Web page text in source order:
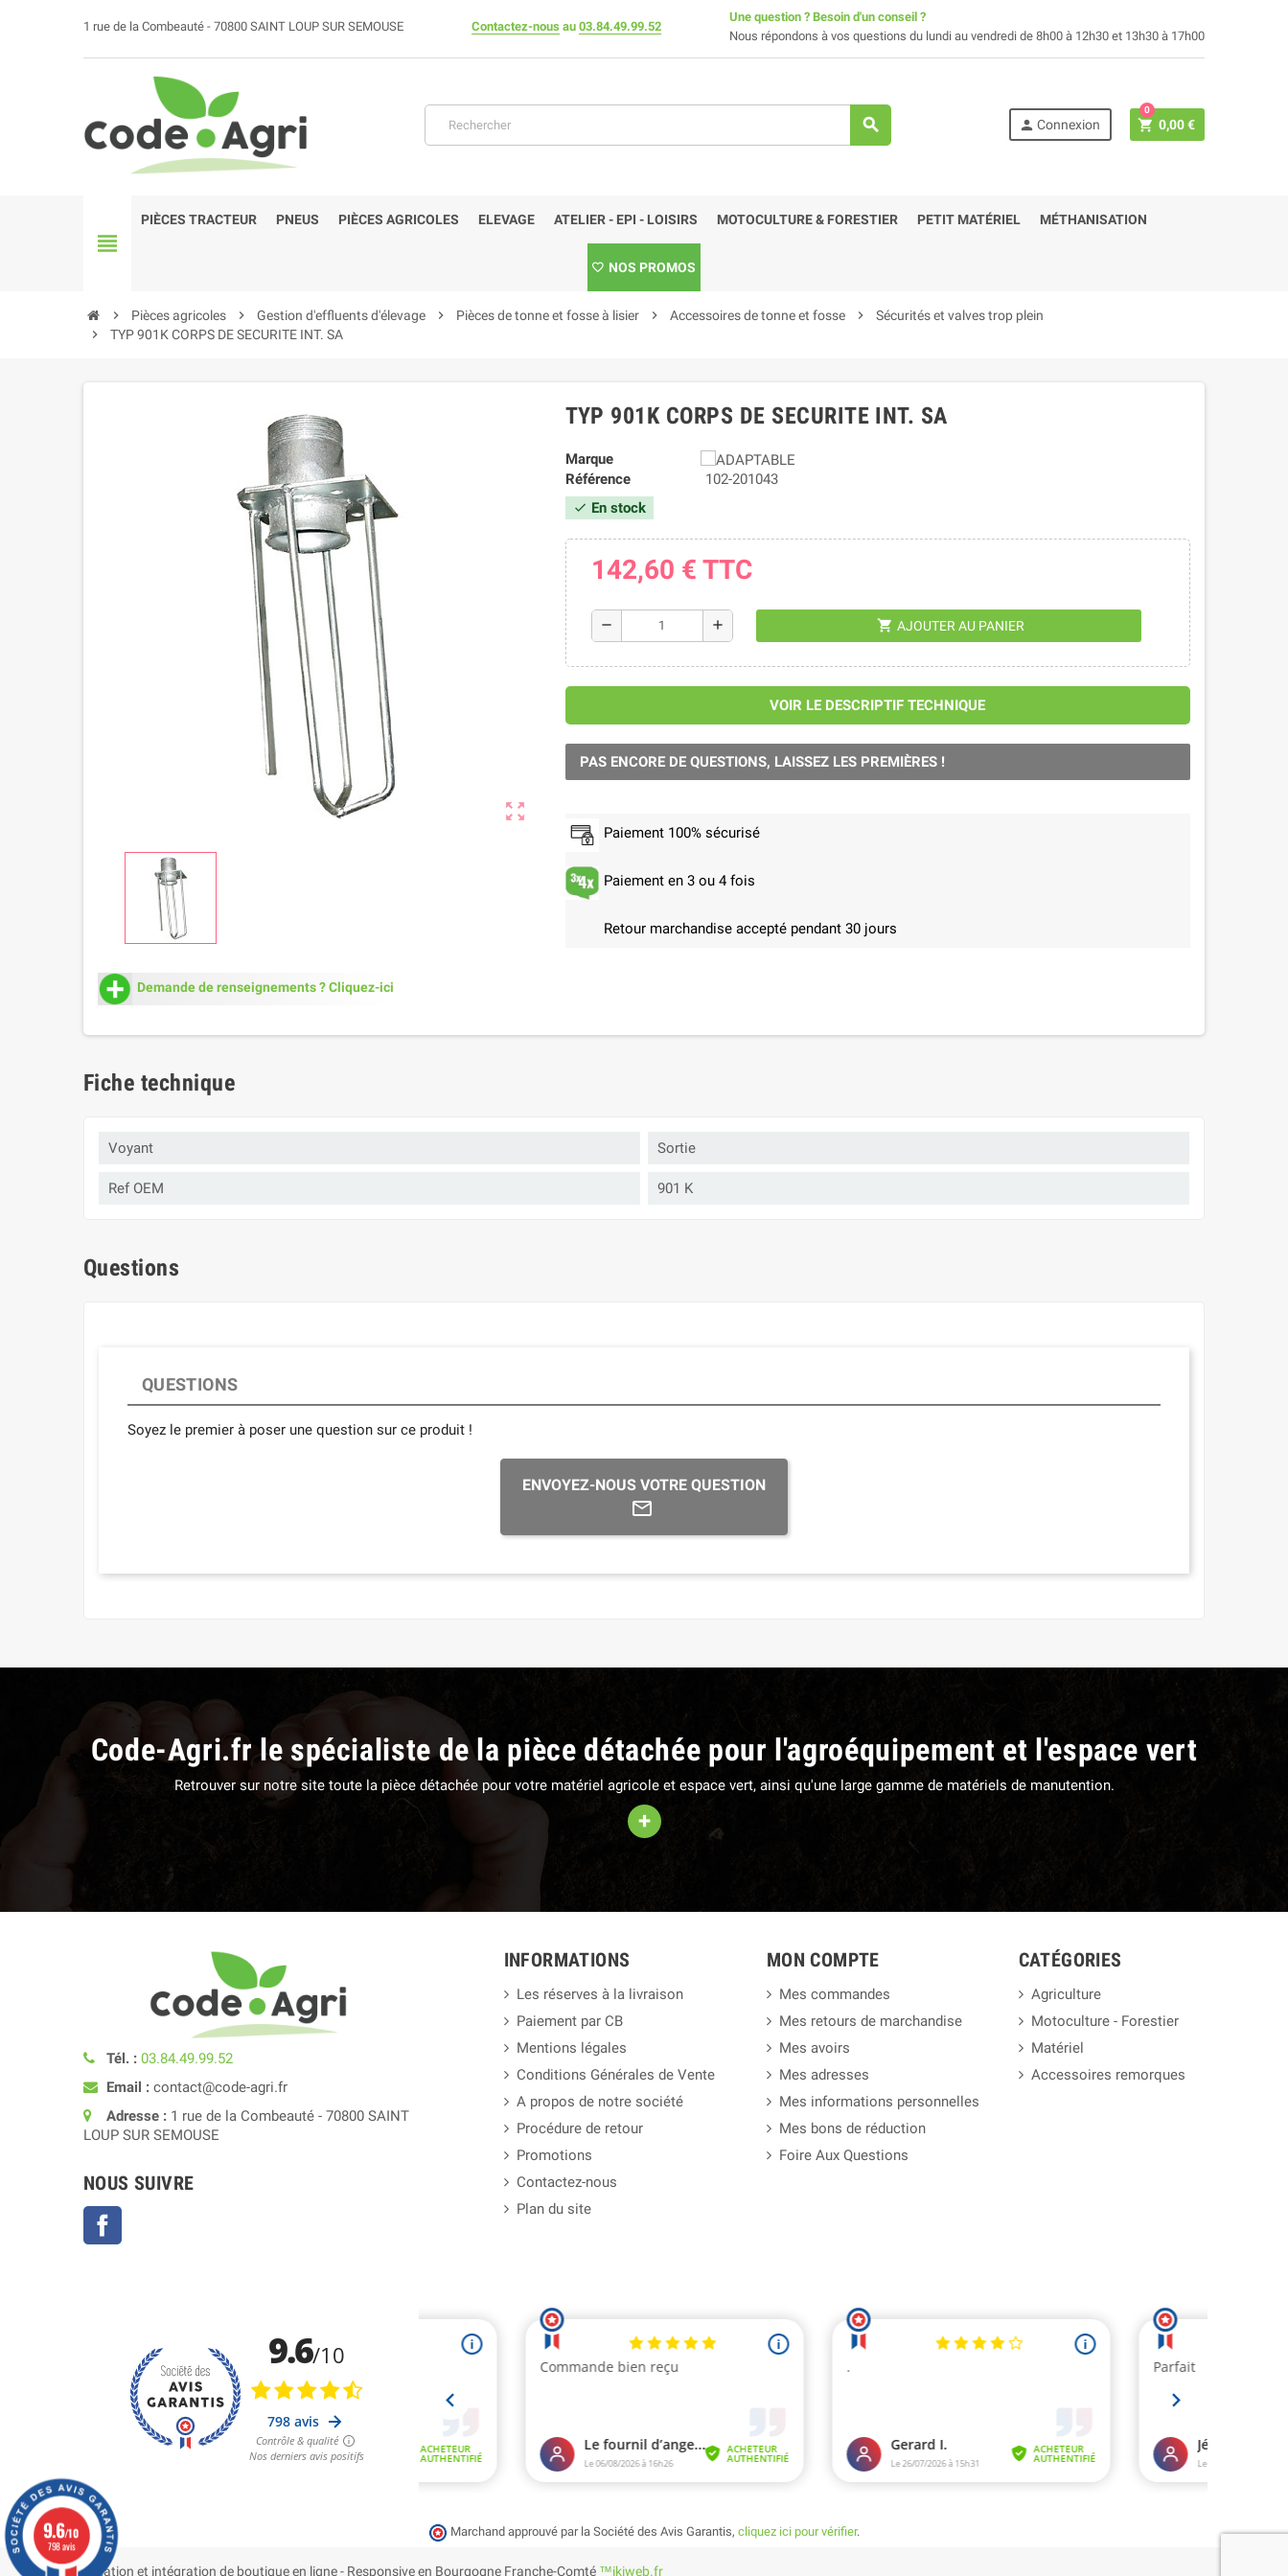
1 rue de la Combeauté - 70800 SAINT LOUP SUR SEMOUSE Contactez-nous au 03.84.49.99.52
Une question ? Besoin d'un conseil ?
Nous répondons à vos questions du lundi au vendredi de 8h00 à 12h30 et 13h30 à 17h00
search person Connexion shopping_cart 0,00 €
0
view_headline
PIÈCES TRACTEUR PNEUS PIÈCES AGRICOLES ELEVAGE ATELIER - EPI - LOISIRS MOTOCULTURE & FORESTIER PETIT MATÉRIEL MÉTHANISATION
NOS PROMOS
chevron_right Pièces agricoles chevron_right Gestion d'effluents d'élevage chevron_right Pièces de tonne et fosse à lisier chevron_right Accessoires de tonne et fosse chevron_right
Sécurités et valves trop plein
chevron_right
TYP 901K CORPS DE SECURITE INT. SA
zoom_out_map
Demande de renseignements ? Cliquez-ici
TYP 901K CORPS DE SECURITE INT. SA
Marque
Référence
102-201043
check En stock
142,60 € TTC
remove add shopping_cart AJOUTER AU PANIER
VOIR LE DESCRIPTIF TECHNIQUE
PAS ENCORE DE QUESTIONS, LAISSEZ LES PREMIÈRES !
Paiement 100% sécurisé
Paiement en 3 ou 4 fois
Retour marchandise accepté pendant 30 jours
Fiche technique
Voyant Sortie
Ref OEM 901 K
Questions
QUESTIONS
Soyez le premier à poser une question sur ce produit !
ENVOYEZ-NOUS VOTRE QUESTION
Code-Agri.fr le spécialiste de la pièce détachée pour l'agroéquipement et l'espace vert
Retrouver sur notre site toute la pièce détachée pour votre matériel agricole et espace vert, ainsi qu'une large gamme de matériels de manutention.
+
Tél. : 03.84.49.99.52
Email : contact@code-agri.fr
Adresse : 1 rue de la Combeauté - 70800 SAINT
LOUP SUR SEMOUSE
NOUS SUIVRE
INFORMATIONS
Les réserves à la livraison
Paiement par CB
Mentions légales
Conditions Générales de Vente
A propos de notre société
Procédure de retour
Promotions
Contactez-nous
Plan du site
MON COMPTE
Mes commandes
Mes retours de marchandise
Mes avoirs
Mes adresses
Mes informations personnelles
Mes bons de réduction
Foire Aux Questions
CATÉGORIES
Agriculture
Motoculture - Forestier
Matériel
Accessoires remorques
Marchand approuvé par la Société des Avis Garantis, cliquez ici pour vérifier.
Création et intégration de boutique en ligne - Responsive en Bourgogne Franche-Comté ™ikiweb.fr
9.6/10
798 avis